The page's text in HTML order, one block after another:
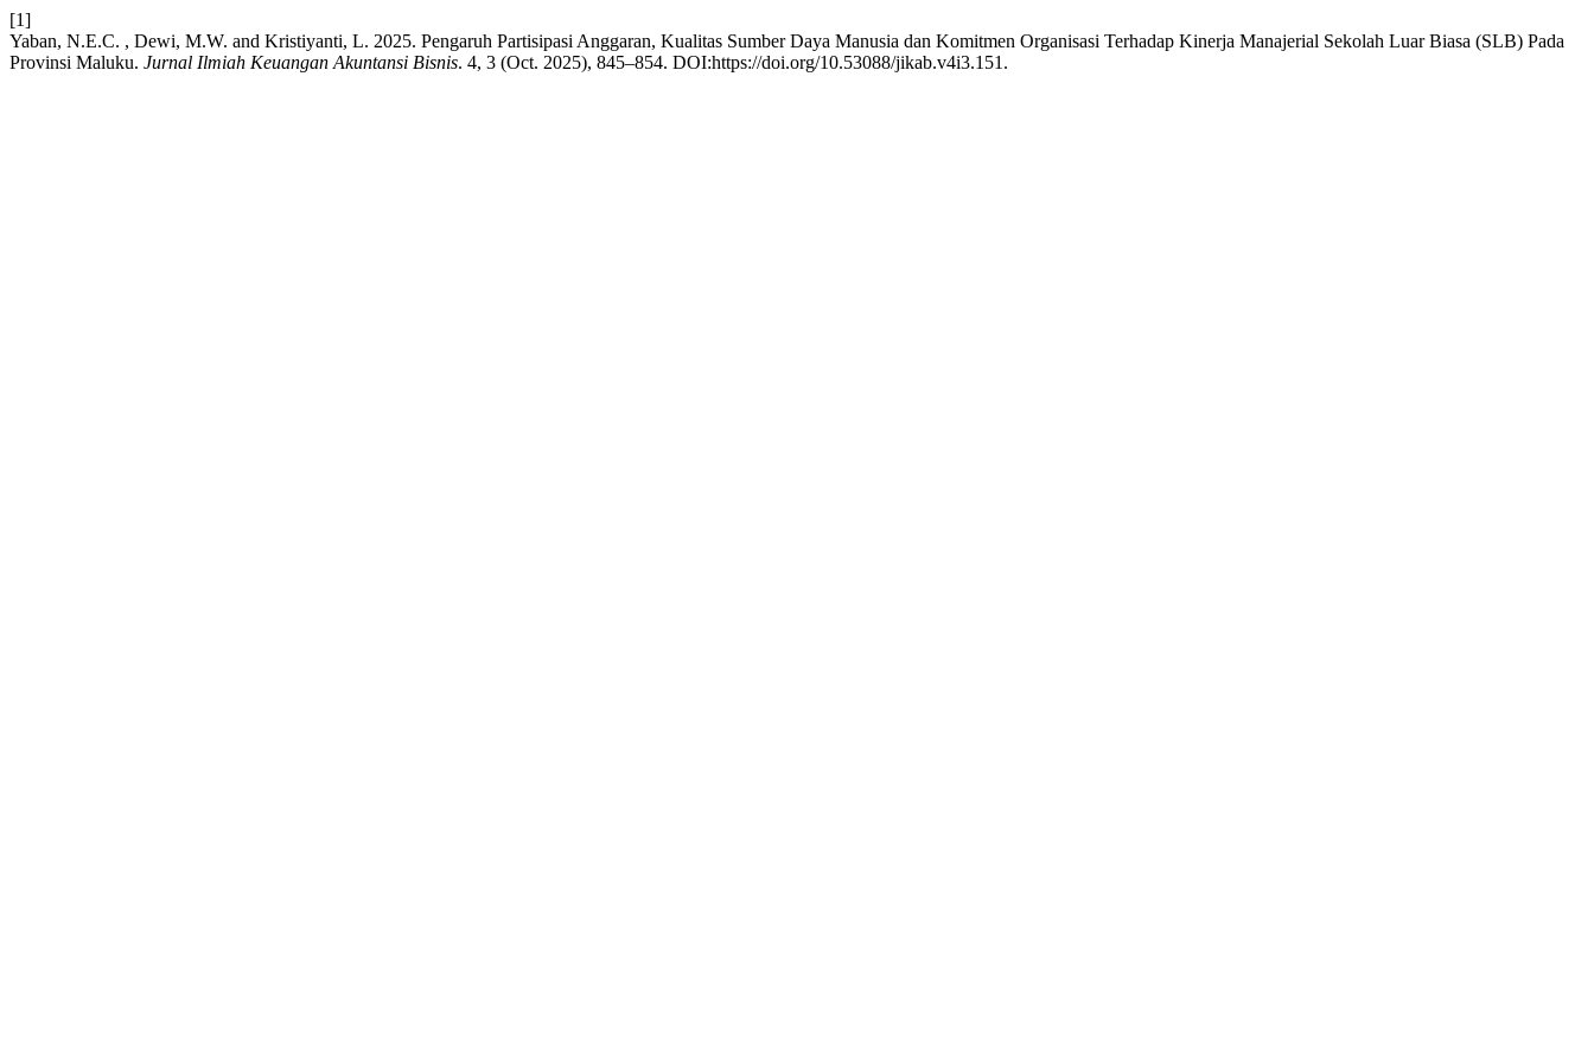
[1]
Yaban, N.E.C. , Dewi, M.W. and Kristiyanti, L. 2025. Pengaruh Partisipasi Anggaran, Kualitas Sumber Daya Manusia dan Komitmen Organisasi Terhadap Kinerja Manajerial Sekolah Luar Biasa (SLB) Pada
Provinsi Maluku. Jurnal Ilmiah Keuangan Akuntansi Bisnis. 4, 3 (Oct. 2025), 845–854. DOI:https://doi.org/10.53088/jikab.v4i3.151.